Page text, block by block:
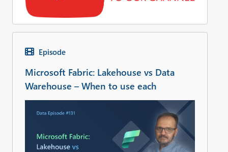
Episode
Microsoft Fabric: Lakehouse vs Data
Warehouse – When to use each